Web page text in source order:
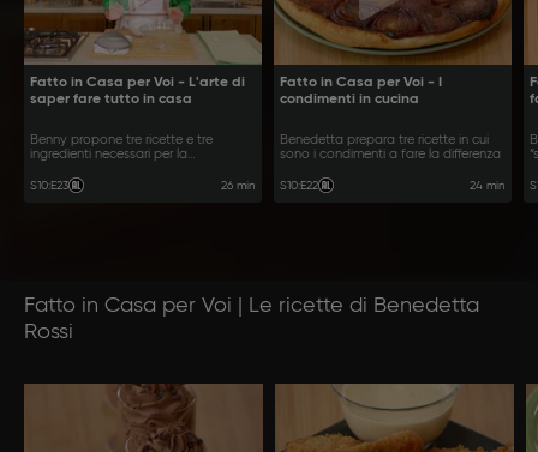
Fatto in Casa per Voi - L'arte di
saper fare tutto in casa
Benny propone tre ricette e tre
ingredienti necessari per la
S10:E23 26 min
Fatto in Casa per Voi - I
condimenti in cucina
Benedetta prepara tre ricette in cui
sono i condimenti a fare la differenza
S10:E22 24 min
Fatto in Casa per Voi | Le ricette di Benedetta
Rossi